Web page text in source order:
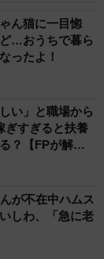
ん猫に一目惚
…おうちで暮ら
ったよ！
い」と職場から
すぎると扶養
？【FPが解
が不在中ハムス
しわ、「急に老